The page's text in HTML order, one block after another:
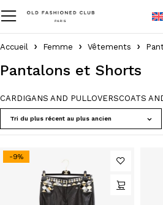
Accueil Femme Vêtements
Pantalons et Shorts
CARDIGANS AND PULLOVERSCOATS
Tri du plus récent au plus ancien
-9%